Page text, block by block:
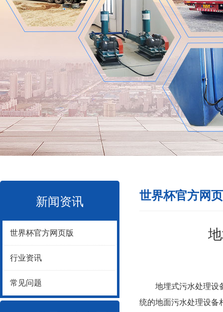
新闻资讯
世界杯官方网页版
行业资讯
常见问题
世界杯官方网
地埋式污水处理设备
统的地面污水处理设备